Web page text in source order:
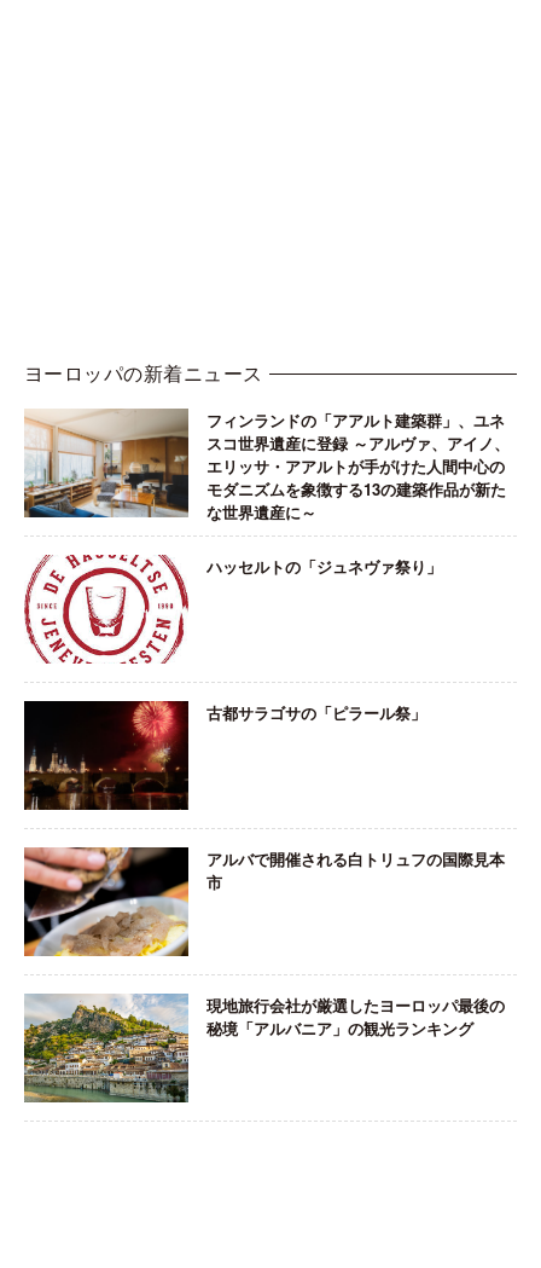
ヨーロッパの新着ニュース
フィンランドの「アアルト建築群」、ユネ
スコ世界遺産に登録 ～アルヴァ、アイノ、
エリッサ・アアルトが手がけた人間中心の
モダニズムを象徴する13の建築作品が新た
な世界遺産に～
ハッセルトの「ジュネヴァ祭り」
古都サラゴサの「ピラール祭」
アルバで開催される白トリュフの国際見本
市
現地旅行会社が厳選したヨーロッパ最後の
秘境「アルバニア」の観光ランキング